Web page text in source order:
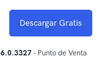
Descargar Gratis
6.0.3327 - Punto de Venta